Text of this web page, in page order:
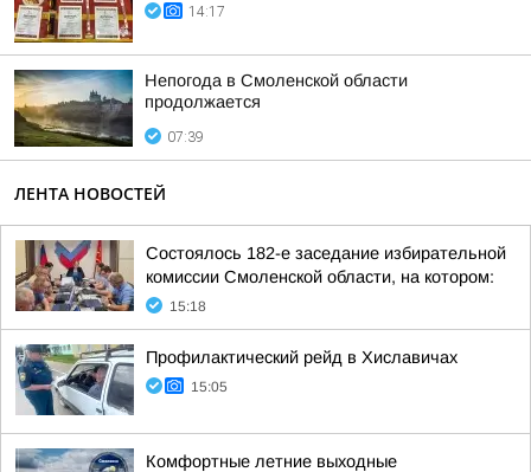
14:17
Непогода в Смоленской области
продолжается
07:39
ЛЕНТА НОВОСТЕЙ
Состоялось 182-е заседание избирательной
комиссии Смоленской области, на котором:
15:18
Профилактический рейд в Хиславичах
15:05
Комфортные летние выходные